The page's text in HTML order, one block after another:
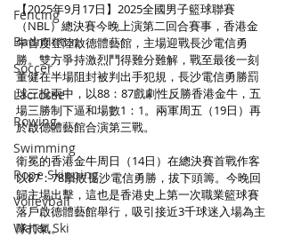
Fencing
Badminton
Soccer
Lacrosse
Rowing
Swimming
Rope Skipping
Volleyball
Water Ski
【2025年9月17日】2025全國男子籃球聯賽
（NBL）總決賽今晚上演第二回合賽事，香港金
牛首度登陸啟德體藝館，主場迎戰長沙電信勇
勝。雙方爭持激烈鬥得難分難解，戰至最後一刻
董健在半場阻封被判出手犯規，長沙電信勇勝罰
球三投兩中，以88：87戲劇性反勝香港金牛，五
場三勝制下逼和場數1：1。兩軍周五（19日）再
於啟德體藝館合演第三戰。
衛冕的香港金牛周日（14日）在總決賽首戰作客
以87：78擊敗長沙電信勇勝，拔下頭籌。今晚回
歸主場出擊，這也是香港史上第一次職業籃球賽
落戶啟德體藝館舉行，吸引接近3千球迷入場為主
隊打氣。